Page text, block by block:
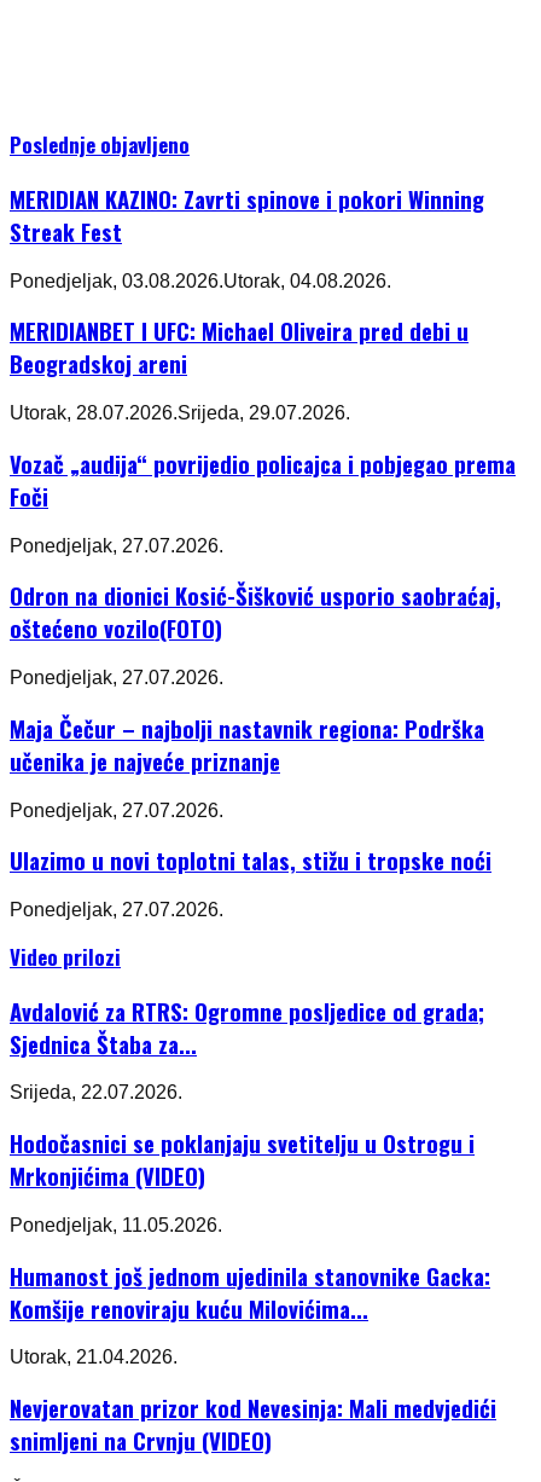
Poslednje objavljeno
MERIDIAN KAZINO: Zavrti spinove i pokori Winning
Streak Fest
Ponedjeljak, 03.08.2026.Utorak, 04.08.2026.
MERIDIANBET I UFC: Michael Oliveira pred debi u
Beogradskoj areni
Utorak, 28.07.2026.Srijeda, 29.07.2026.
Vozač „audija“ povrijedio policajca i pobjegao prema
Foči
Ponedjeljak, 27.07.2026.
Odron na dionici Kosić-Šišković usporio saobraćaj,
oštećeno vozilo(FOTO)
Ponedjeljak, 27.07.2026.
Maja Čečur – najbolji nastavnik regiona: Podrška
učenika je najveće priznanje
Ponedjeljak, 27.07.2026.
Ulazimo u novi toplotni talas, stižu i tropske noći
Ponedjeljak, 27.07.2026.
Video prilozi
Avdalović za RTRS: Ogromne posljedice od grada;
Sjednica Štaba za...
Srijeda, 22.07.2026.
Hodočasnici se poklanjaju svetitelju u Ostrogu i
Mrkonjićima (VIDEO)
Ponedjeljak, 11.05.2026.
Humanost još jednom ujedinila stanovnike Gacka:
Komšije renoviraju kuću Milovićima...
Utorak, 21.04.2026.
Nevjerovatan prizor kod Nevesinja: Mali medvjedići
snimljeni na Crvnju (VIDEO)